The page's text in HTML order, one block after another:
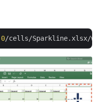
0/cells/Sparkline.xlsx/